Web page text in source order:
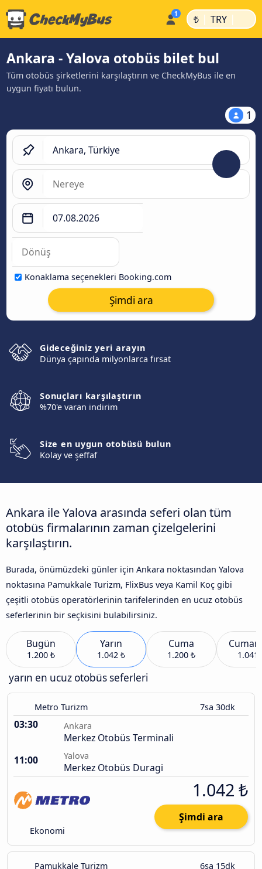
₺ | TRY |
Ankara - Yalova otobüs bilet bul
Tüm otobüs şirketlerini karşılaştırın ve CheckMyBus ile en
uygun fiyatı bulun.
1
Konaklama seçenekleri Booking.com
Şimdi ara
Gideceğiniz yeri arayın
Dünya çapında milyonlarca fırsat
Sonuçları karşılaştırın
%70'e varan indirim
Size en uygun otobüsü bulun
Kolay ve şeffaf
Ankara ile Yalova arasında seferi olan tüm
otobüs firmalarının zaman çizelgelerini
karşılaştırın.
Burada, önümüzdeki günler için Ankara noktasından Yalova
noktasına Pamukkale Turizm, FlixBus veya Kamil Koç gibi
çeşitli otobüs operatörlerinin tarifelerinden en ucuz otobüs
seferlerinin bir seçkisini bulabilirsiniz.
Bugün
1.200 ₺
Yarın
1.042 ₺
Cuma
1.200 ₺ 1.041
yarın en ucuz otobüs seferleri
Metro Turizm 7sa 30dk
03:30 Ankara
Merkez Otobüs Terminali
11:00
Yalova
Merkez Otobüs Duragi
Ekonomi
1.042 ₺
Şimdi ara
Pamukkale Turizm 6sa 15dk